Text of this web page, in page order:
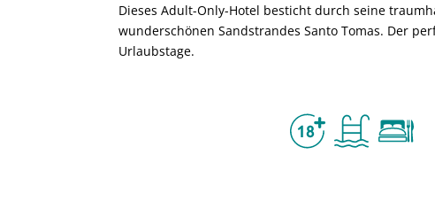
Dieses Adult-Only-Hotel besticht durch seine
wunderschönen Sandstrandes Santo Tomas. Der
Urlaubstage.